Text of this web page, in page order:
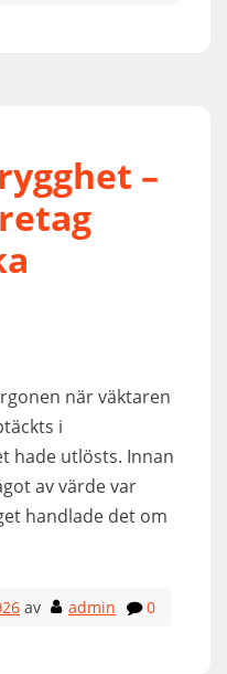
–
när väktaren
i
hade utlösts. Innan
av värde var
handlade det om
av admin 0